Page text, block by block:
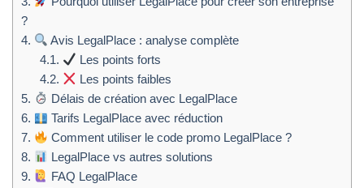
?
4.
Avis LegalPlace : analyse complète
4.1.
Les points forts
4.2.
Les points faibles
5.
Délais de création avec LegalPlace
6.
Tarifs LegalPlace avec réduction
7.
Comment utiliser le code promo LegalPlace ?
8.
LegalPlace vs autres solutions
9.
FAQ LegalPlace